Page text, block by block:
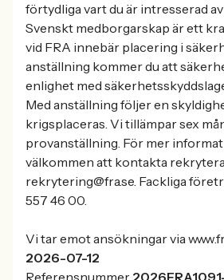
förtydliga vart du är intresserad
Svenskt medborgarskap är ett
vid FRA innebär placering i
anställning kommer du att
enlighet med
Med anställning följer en
krigsplaceras. Vi tillämpar sex
provanställning. För mer
välkommen att kontakta
rekrytering@fra.se. Fackliga
557 46 00.
Vi tar emot ansökningar via
2026-07-12